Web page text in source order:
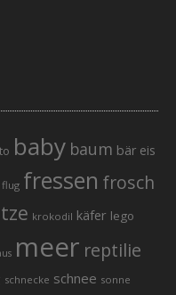
baby baum bär eis
flug fressen frosch
krokodil käfer lego
meer reptilie
schnecke schnee sonne